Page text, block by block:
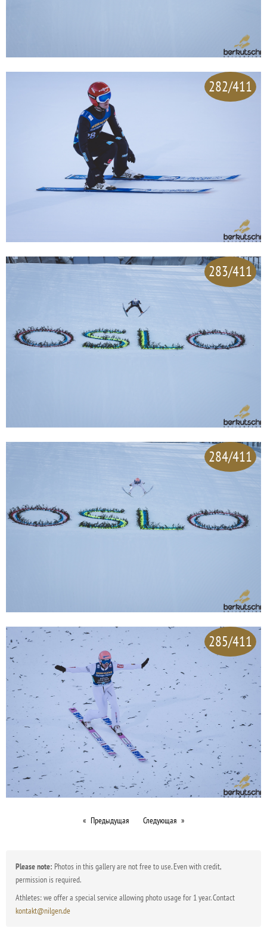
282/411
283/411
284/411
285/411
Предыдущая Следующая
Please note: Photos in this gallery are not free to use. Even with credit,
permission is required.
Athletes: we offer a special service allowing photo usage for 1 year. Contact
kontakt@nilgen.de